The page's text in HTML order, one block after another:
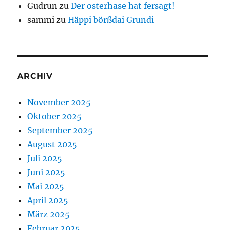
Gudrun zuDer osterhase hat fersagt!
sammi zuHäppi börßdai Grundi
ARCHIV
November 2025
Oktober 2025
September 2025
August 2025
Juli 2025
Juni 2025
Mai 2025
April 2025
März 2025